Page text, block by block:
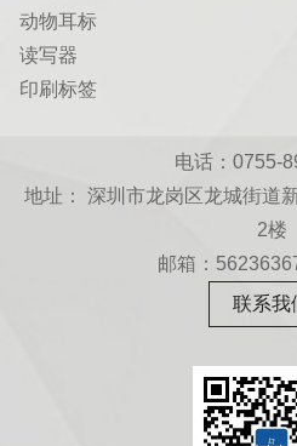
动物耳标
读写器
印刷标签
电话：0755-
地址： 深圳市龙岗区龙城街道
2楼
邮箱：
联系我